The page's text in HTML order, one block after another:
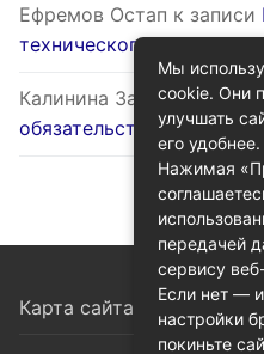
Ефремов Остап к записи
технического паспорта
Калинина Залинак
обязательств через
Карта сайта
Мы
cookie. Они
улучшать
его удобнее.
Нажимая
передачей
сервису
Если нет —
настройки
покиньте